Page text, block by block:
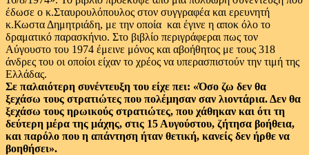
έδωσε ο κ.Σταυρουλόπουλος στον συγγραφέα και ερευνητή
κ.Κωστα Δημητριάδη, με την οποία και έγινε η αποκ όλο το
δραματικό παρασκήνιο. Στο βιβλίο περιγράφεραι πως τον
Αύγουστο του 1974 έμεινε μόνος και αβοήθητος με τους 318
άνδρες του οι οποίοι είχαν το χρέος να υπερασπιστούν την τιμή της
Ελλάδας.
Σε παλαιότερη συνέντευξη του είχε πει: «Όσο ζω δεν θα
ξεχάσω τους στρατιώτες που πολέμησαν σαν λιοντάρια. Δεν θα
ξεχάσω τους ηρωικούς στρατιώτες, που χάθηκαν και ότι τη
δεύτερη μέρα της μάχης, στις 15 Αυγούστου, ζήτησα βοήθεια,
και παρόλο που η απάντηση ήταν θετική, κανείς δεν ήρθε να
βοηθήσει».